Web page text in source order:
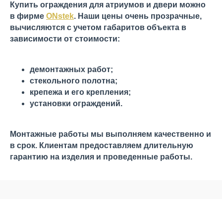
Купить ограждения для атриумов и двери можно
в фирме ONstek. Наши цены очень прозрачные,
вычисляются с учетом габаритов объекта в
зависимости от стоимости:
демонтажных работ;
стекольного полотна;
крепежа и его крепления;
установки ограждений.
Монтажные работы мы выполняем качественно и
в срок. Клиентам предоставляем длительную
гарантию на изделия и проведенные работы.